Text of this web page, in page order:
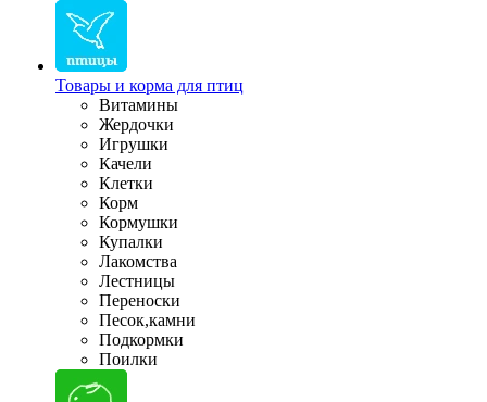
Товары и корма для птиц
Витамины
Жердочки
Игрушки
Качели
Клетки
Корм
Кормушки
Купалки
Лакомства
Лестницы
Переноски
Песок,камни
Подкормки
Поилки